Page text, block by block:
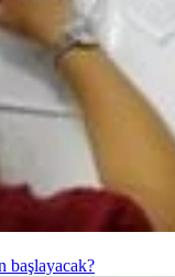
başlayacak?